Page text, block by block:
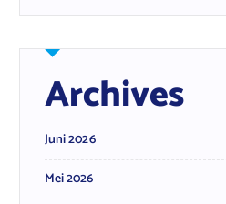
Archives
Juni 2026
Mei 2026